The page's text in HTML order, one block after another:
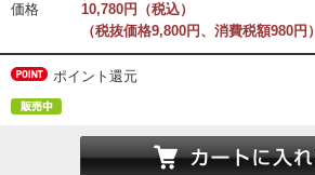
価格
10,780円（税込）
（税抜価格9,800円、消費税額980円）
ポイント還元